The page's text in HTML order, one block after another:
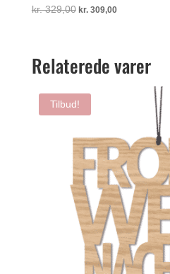
kr.329,00 Den
kr. 329,00.
kr.309,00Den
kr. 309,00.
Relaterede varer
Tilbud!